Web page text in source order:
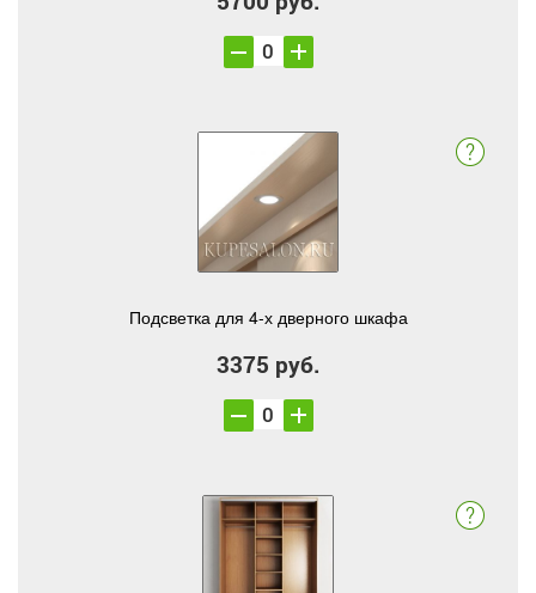
Подсветка для 4-х дверного шкафа
3375 руб.